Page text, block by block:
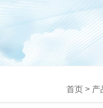
首页 > 产